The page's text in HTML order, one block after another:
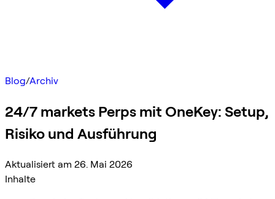
Blog/Archiv
24/7 markets Perps mit OneKey: Setup,
Risiko und Ausführung
Aktualisiert am 26. Mai 2026
Inhalte